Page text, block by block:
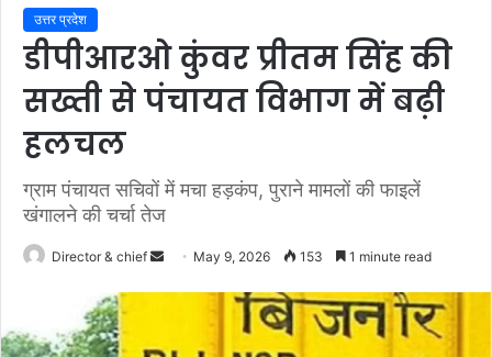
उत्तर प्रदेश
डीपीआरओ कुंवर प्रीतम सिंह की
सख्ती से पंचायत विभाग में बढ़ी
हलचल
ग्राम पंचायत सचिवों में मचा हड़कंप, पुराने मामलों की फाइलें
खंगालने की चर्चा तेज
Director & chief
Send May 9, 2026 153 1 minute read